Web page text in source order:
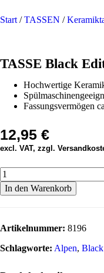
Start /TASSEN /
TASSE Black
Hochwertige
Fassungsvermögen
12,95 €
excl. VAT, zzgl.
In den Warenkorb
Artikelnummer: 8196
Schlagworte: Alpen,